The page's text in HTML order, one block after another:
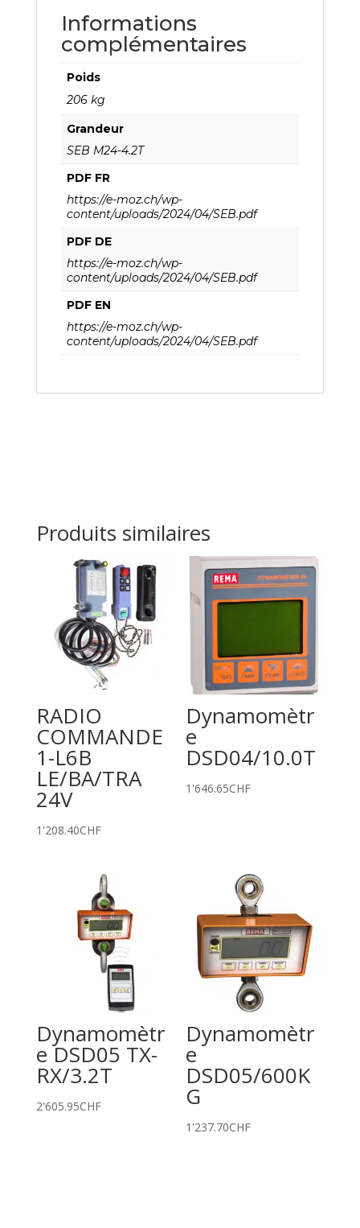
Informations
complémentaires
Poids
206 kg
Grandeur
SEB M24-4.2T
PDF FR
https://e-moz.ch/wp-
content/uploads/2024/04/SEB.pdf
PDF DE
https://e-moz.ch/wp-
content/uploads/2024/04/SEB.pdf
PDF EN
https://e-moz.ch/wp-
content/uploads/2024/04/SEB.pdf
Produits similaires
RADIO
COMMANDE
1-L6B
LE/BA/TRA
24V
1'208.40CHF
Dynamomètr
e
DSD04/10.0T
1'646.65CHF
Dynamomètr
e DSD05 TX-
RX/3.2T
2'605.95CHF
Dynamomètr
e
DSD05/600K
G
1'237.70CHF